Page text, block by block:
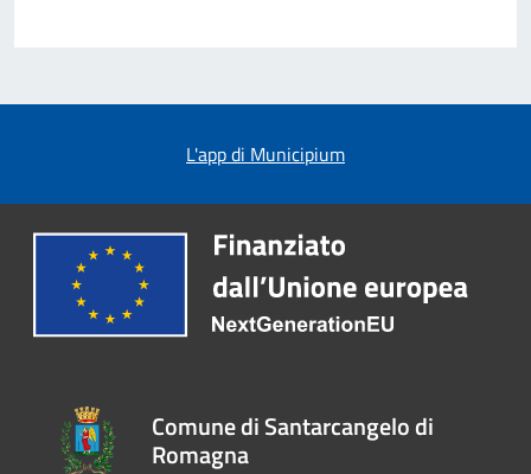
L'app di Municipium
Comune di Santarcangelo di
Romagna